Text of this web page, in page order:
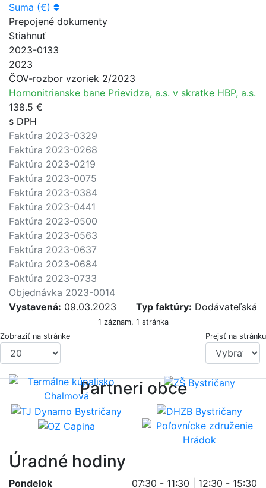
Suma (€)
Prepojené dokumenty
Stiahnuť
2023-0133
2023
ČOV-rozbor vzoriek 2/2023
Hornonitrianske bane Prievidza, a.s. v skratke HBP, a.s.
138.5 €
s DPH
Faktúra 2023-0329
Faktúra 2023-0268
Faktúra 2023-0219
Faktúra 2023-0075
Faktúra 2023-0384
Faktúra 2023-0441
Faktúra 2023-0500
Faktúra 2023-0563
Faktúra 2023-0637
Faktúra 2023-0684
Faktúra 2023-0733
Objednávka 2023-0014
Vystavená: 09.03.2023 Typ faktúry: Dodávateľská
1 záznam, 1 stránka
Zobraziť na stránke
Prejsť na stránku
Partneri obce
Úradné hodiny
Pondelok
07:30 - 11:30 | 12:30 - 15:30